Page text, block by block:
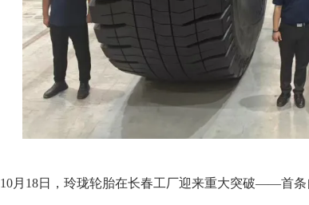
10月18日，玲珑轮胎在长春工厂迎来重大突破——首条